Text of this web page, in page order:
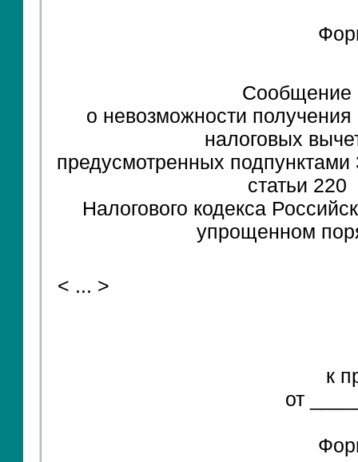
Сообщение
о невозможности
налоговых
предусмотренных подпунктами
статьи 220
Налогового кодекса
упрощенном
< ... >
к
от